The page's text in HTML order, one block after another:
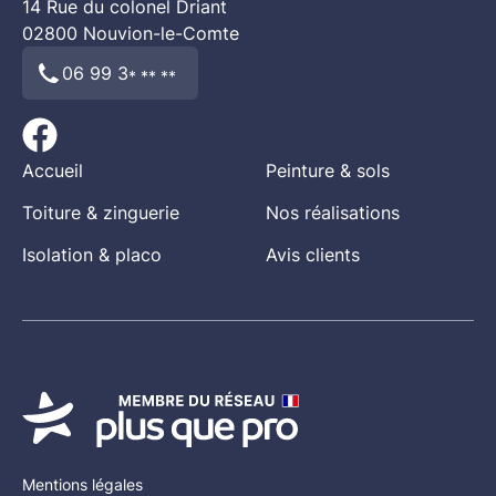
et performance énergétique.
14 Rue du colonel Driant
02800 Nouvion-le-Comte
06 99 3* ** **
Accueil
Toiture & zinguerie
Isolation & placo
Peinture & sols
Nos réalisations
Avis clients
Mentions légales